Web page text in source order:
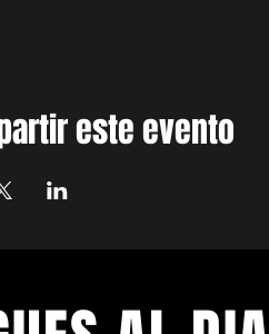
este evento